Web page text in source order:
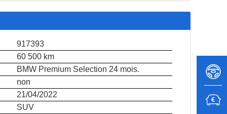
917393
60 500 km
BMW Premium Selection 24 mois.
non
21/04/2022
SUV